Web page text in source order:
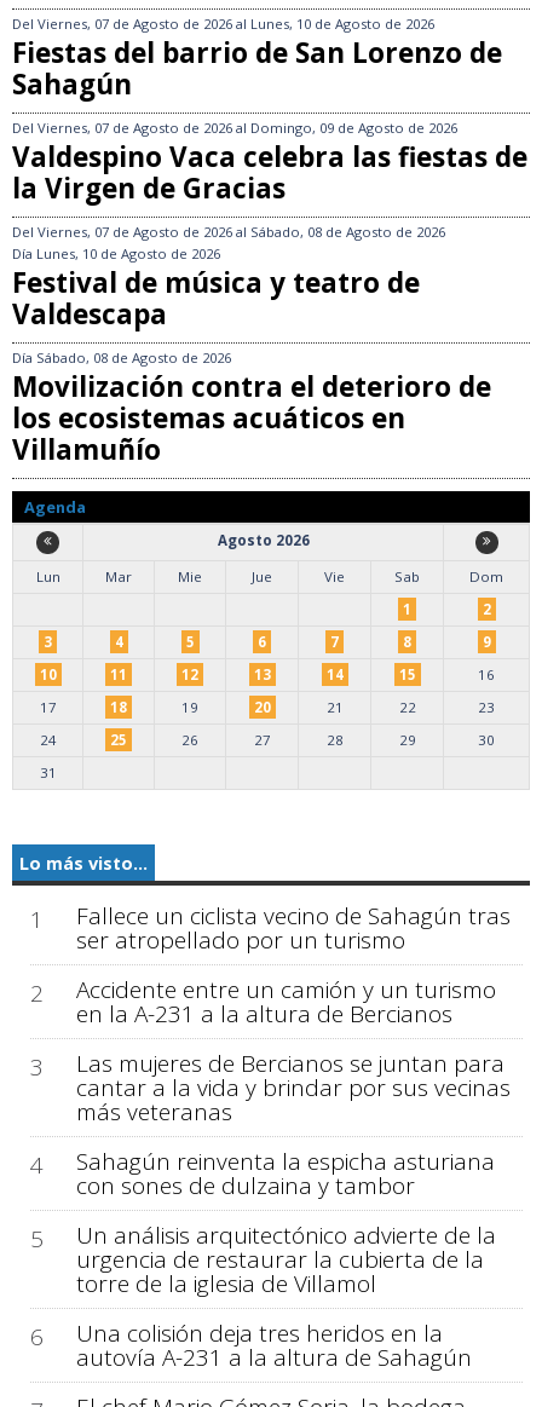
Del Viernes, 07 de Agosto de 2026 al Lunes, 10 de Agosto de 2026
Fiestas del barrio de San Lorenzo de
Sahagún
Del Viernes, 07 de Agosto de 2026 al Domingo, 09 de Agosto de 2026
Valdespino Vaca celebra las fiestas de
la Virgen de Gracias
Del Viernes, 07 de Agosto de 2026 al Sábado, 08 de Agosto de 2026
Día Lunes, 10 de Agosto de 2026
Festival de música y teatro de
Valdescapa
Día Sábado, 08 de Agosto de 2026
Movilización contra el deterioro de
los ecosistemas acuáticos en
Villamuñío
Agenda
Agosto 2026
Lun
Mar Mie Jue Vie Sab
Dom
1
2
3
4 5 6 7 8
9
10
11 12 13 14 15
16
17
18 19 20 21 22
23
24
25 26 27 28 29
30
31
Lo más visto...
1 Fallece un ciclista vecino de Sahagún tras
ser atropellado por un turismo
2
Accidente entre un camión y un turismo
en la A-231 a la altura de Bercianos
3
Las mujeres de Bercianos se juntan para
cantar a la vida y brindar por sus vecinas
más veteranas
4
Sahagún reinventa la espicha asturiana
con sones de dulzaina y tambor
5
Un análisis arquitectónico advierte de la
urgencia de restaurar la cubierta de la
torre de la iglesia de Villamol
6
Una colisión deja tres heridos en la
autovía A-231 a la altura de Sahagún